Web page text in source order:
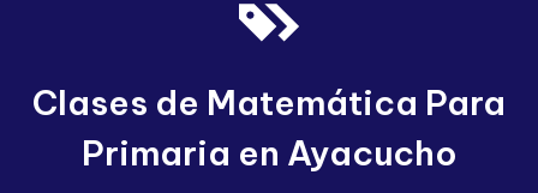
Clases de Matemática Para
Primaria en Ayacucho